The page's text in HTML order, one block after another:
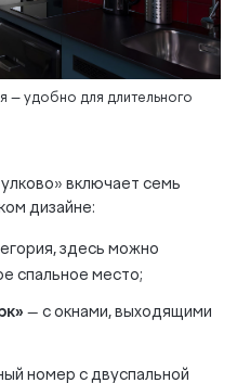
— удобно для длительного
включает семь
дизайне:
здесь можно
спальное место;
— с окнами, выходящими
номер с двуспальной